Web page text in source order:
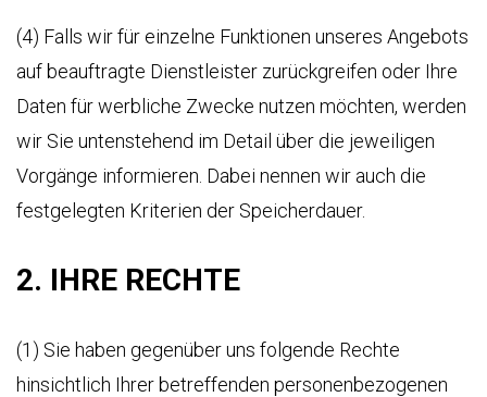
BESCHUSSAMT
ULM
СДЕЛАНО
ГЕРМАНИИ
КОНТРОЛЬ
КАЧЕСТВО
ИЗГОТОВЛЕНИЯ
(4) Falls wir für einzelne Funktionen unseres Angebots
auf beauftragte Dienstleister zurückgreifen oder Ihre
Daten für werbliche Zwecke nutzen möchten, werden
wir Sie untenstehend im Detail über die jeweiligen
Vorgänge informieren. Dabei nennen wir auch die
festgelegten Kriterien der Speicherdauer.
2. IHRE RECHTE
(1) Sie haben gegenüber uns folgende Rechte
hinsichtlich Ihrer betreffenden personenbezogenen